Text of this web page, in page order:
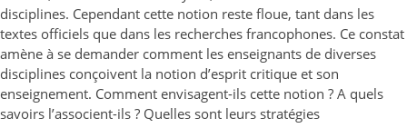
disciplines. Cependant cette notion reste floue, tant dans les
textes officiels que dans les recherches francophones. Ce constat
amène à se demander comment les enseignants de diverses
disciplines conçoivent la notion d’esprit critique et son
enseignement. Comment envisagent-ils cette notion ? A quels
savoirs l’associent-ils ? Quelles sont leurs stratégies